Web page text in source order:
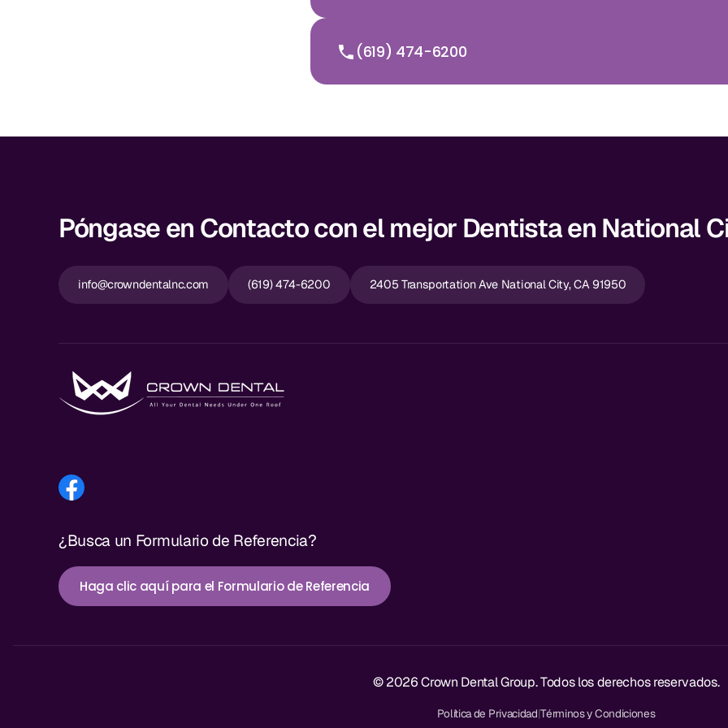
(619) 474-6200
Póngase en Contacto con el mejor Dentista en National
info@crowndentalnc.com (619) 474-6200 2405 Transportation Ave National City, CA 91950
¿Busca un Formulario de Referencia?
Haga clic aquí para el Formulario de Referencia
© 2026 Crown Dental Group. Todos los derechos reservados.
Política de Privacidad|Términos y Condiciones